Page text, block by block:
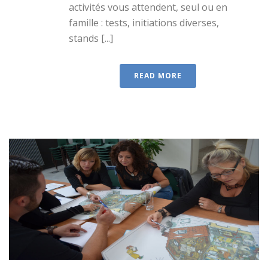
activités vous attendent, seul ou en
famille : tests, initiations diverses,
stands [...]
READ MORE